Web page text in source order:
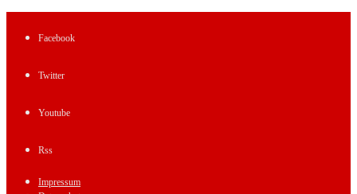
Facebook
Twitter
Youtube
Rss
Impressum